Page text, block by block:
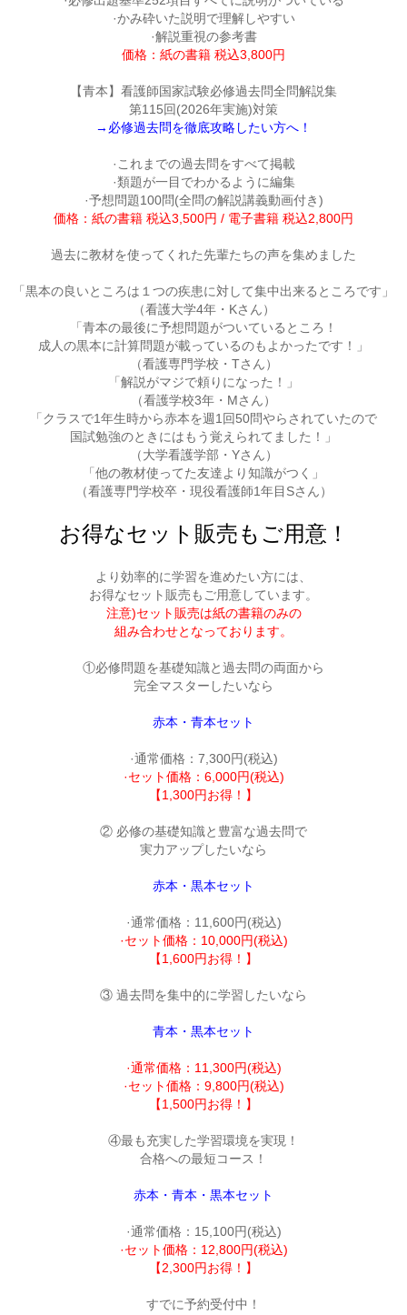
·かみ砕いた説明で理解しやすい
·解説重視の参考書
価格：紙の書籍 税込3,800円
【青本】看護師国家試験必修過去問全問解説集
第115回(2026年実施)対策
→必修過去問を徹底攻略したい方へ！
·これまでの過去問をすべて掲載
·類題が一目でわかるように編集
価格：紙の書籍 税込3,500円 / 電子書籍 税込2,800円
過去に教材を使ってくれた先輩たちの声を集めました
「黒本の良いところは１つの疾患に対して集中出来るところです」
（看護大学4年・Kさん）
「青本の最後に予想問題がついているところ！
成人の黒本に計算問題が載っているのもよかったです！」
（看護専門学校・Tさん）
「解説がマジで頼りになった！」
（看護学校3年・Mさん）
「クラスで1年生時から赤本を週1回50問やらされていたので
国試勉強のときにはもう覚えられてました！」
（大学看護学部・Yさん）
「他の教材使ってた友達より知識がつく」
（看護専門学校卒・現役看護師1年目Sさん）
お得なセット販売もご用意！
より効率的に学習を進めたい方には、
注意)セット販売は紙の書籍のみの
組み合わせとなっております。
①必修問題を基礎知識と過去問の両面から
完全マスターしたいなら
赤本・青本セット
【1,300円お得！】
② 必修の基礎知識と豊富な過去問で
実力アップしたいなら
赤本・黒本セット
·セット価格：10,000円(税込)
【1,600円お得！】
③ 過去問を集中的に学習したいなら
青本・黒本セット
·通常価格：11,300円(税込)
·セット価格：9,800円(税込)
【1,500円お得！】
④最も充実した学習環境を実現！
合格への最短コース！
赤本・青本・黒本セット
·セット価格：12,800円(税込)
【2,300円お得！】
すでに予約受付中！